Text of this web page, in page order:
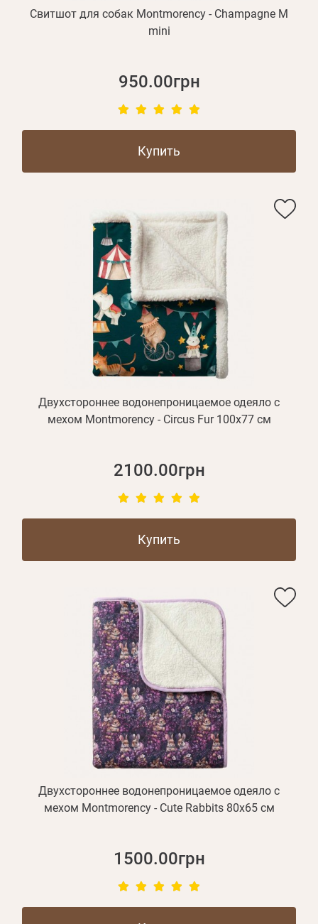
Оптовым клиентам
+380 (95) 095-00-05
Свитшот для собак Montmorency - Champagne M
mini
950.00грн
Купить
Двухстороннее водонепроницаемое одеяло с
мехом Montmorency - Circus Fur 100х77 см
2100.00грн
Купить
Двухстороннее водонепроницаемое одеяло с
мехом Montmorency - Cute Rabbits 80х65 см
1500.00грн